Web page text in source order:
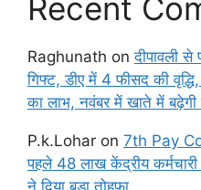
Recent
Raghunath onदीपावली से
गिफ्ट, डीए में 4 फीसद की
का लाभ, नवंबर में खाते में बढ़ेगी
P.k.Lohar on 7th Pay
पहले 48 लाख केंद्रीय
ने दिया बड़ा तोहफा